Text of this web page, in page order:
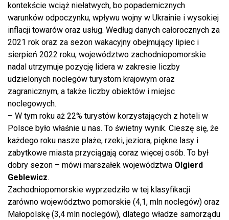
kontekście wciąż niełatwych, bo popademicznych
warunków odpoczynku, wpływu wojny w Ukrainie i wysokiej
inflacji towarów oraz usług. Według danych całorocznych za
2021 rok oraz za sezon wakacyjny obejmujący lipiec i
sierpień 2022 roku, województwo zachodniopomorskie
nadal utrzymuje pozycję lidera w zakresie liczby
udzielonych noclegów turystom krajowym oraz
zagranicznym, a także liczby obiektów i miejsc
noclegowych.
– W tym roku aż 22% turystów korzystających z hoteli w
Polsce było właśnie u nas. To świetny wynik. Cieszę się, że
każdego roku nasze plaże, rzeki, jeziora, piękne lasy i
zabytkowe miasta przyciągają coraz więcej osób. To był
dobry sezon – mówi marszałek województwa Olgierd
Geblewicz.
Zachodniopomorskie wyprzedziło w tej klasyfikacji
zarówno województwo pomorskie (4,1, mln noclegów) oraz
Małopolskę (3,4 mln noclegów), dlatego władze samorządu